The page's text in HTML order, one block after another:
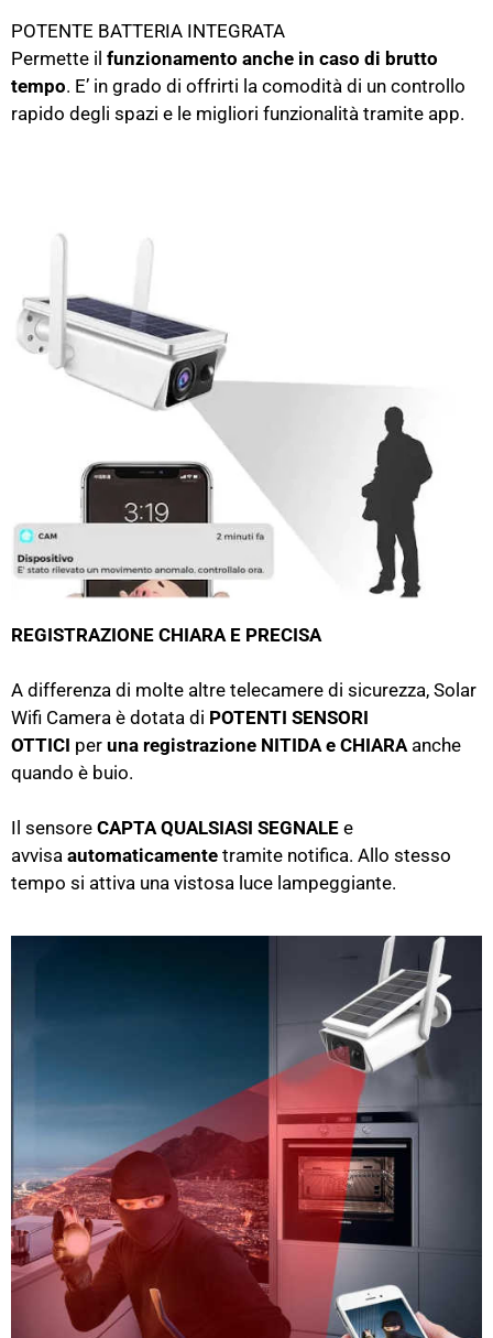
POTENTE BATTERIA INTEGRATA
Permette il funzionamento anche in caso di brutto
tempo. E’ in grado di offrirti la comodità di un controllo
rapido degli spazi e le migliori funzionalità tramite app.
REGISTRAZIONE CHIARA E PRECISA
A differenza di molte altre telecamere di sicurezza, Solar
Wifi Camera è dotata di POTENTI SENSORI
OTTICI per una registrazione NITIDA e CHIARAanche
quando è buio.
Il sensore CAPTA QUALSIASI SEGNALE e
avvisa automaticamente tramite notifica. Allo stesso
tempo si attiva una vistosa luce lampeggiante.